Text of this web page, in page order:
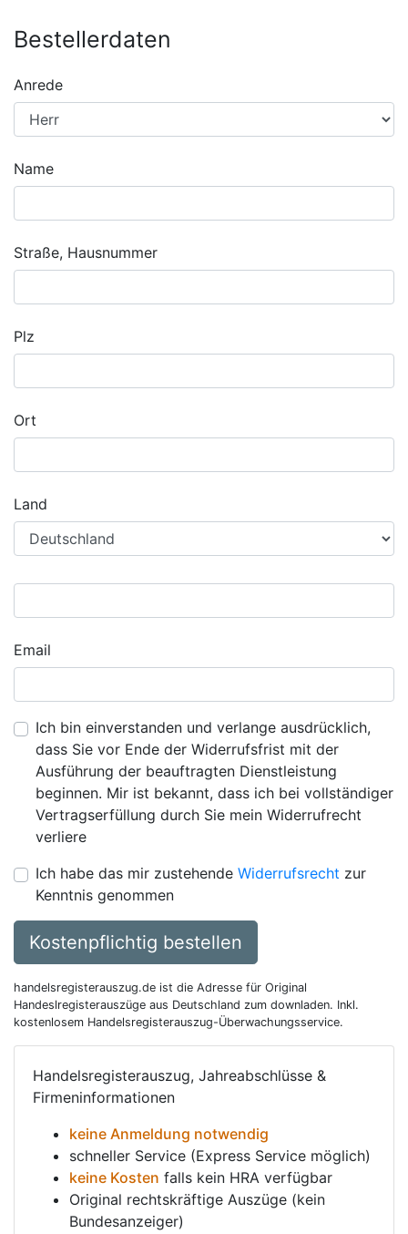
Bestellerdaten
Anrede
Name
Straße, Hausnummer
Plz
Ort
Land
Email
Ich bin einverstanden und verlange ausdrücklich,
dass Sie vor Ende der Widerrufsfrist mit der
Ausführung der beauftragten Dienstleistung
beginnen. Mir ist bekannt, dass ich bei vollständiger
Vertragserfüllung durch Sie mein Widerrufrecht
verliere
Ich habe das mir zustehende Widerrufsrecht zur
Kenntnis genommen
Kostenpflichtig bestellen
handelsregisterauszug.de ist die Adresse für Original
Handeslregisterauszüge aus Deutschland zum downladen. Inkl.
kostenlosem Handelsregisterauszug-Überwachungsservice.
Handelsregisterauszug, Jahreabschlüsse &
Firmeninformationen
keine Anmeldung notwendig
schneller Service (Express Service möglich)
keine Kosten falls kein HRA verfügbar
Original rechtskräftige Auszüge (kein
Bundesanzeiger)